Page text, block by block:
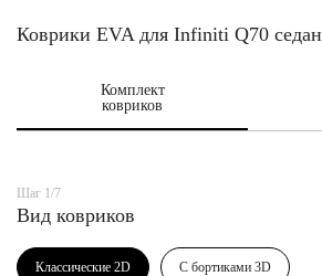
Коврики EVA для Infiniti Q70 седан
Комплект
ковриков
Шаг 1/7
Вид ковриков
Классические 2D С бортиками 3D